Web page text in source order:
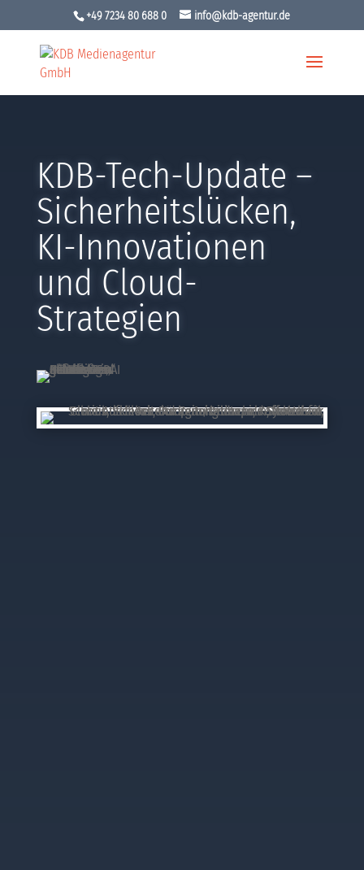
+49 7234 80 688 0 info@kdb-agentur.de
KDB-Tech-Update –
Sicherheitslücken,
KI-Innovationen
und Cloud-
Strategien